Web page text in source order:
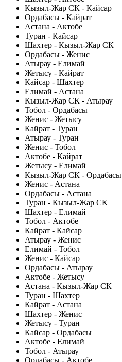
Кызыл-Жар СК - Кайсар
Ордабасы - Кайрат
Астана - Актобе
Туран - Кайсар
Шахтер - Кызыл-Жар СК
Ордабасы - Женис
Атырау - Елимай
Жетысу - Кайрат
Кайсар - Шахтер
Елимай - Астана
Кызыл-Жар СК - Атырау
Тобол - Ордабасы
Женис - Жетысу
Кайрат - Туран
Атырау - Туран
Женис - Тобол
Актобе - Кайрат
Жетысу - Елимай
Кызыл-Жар СК - Ордабасы
Женис - Астана
Ордабасы - Астана
Туран - Кызыл-Жар СК
Шахтер - Елимай
Тобол - Актобе
Кайрат - Кайсар
Атырау - Женис
Елимай - Тобол
Женис - Кайсар
Ордабасы - Атырау
Актобе - Жетысу
Астана - Кызыл-Жар СК
Туран - Шахтер
Кайрат - Астана
Шахтер - Женис
Жетысу - Туран
Кайсар - Ордабасы
Актобе - Елимай
Тобол - Атырау